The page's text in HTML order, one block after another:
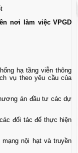
nơi làm việc VPGD
hạ tầng viễn thông
vụ theo yêu cầu của
án đầu tư các dự
đối tác để thực hiện
nội hạt và truyền